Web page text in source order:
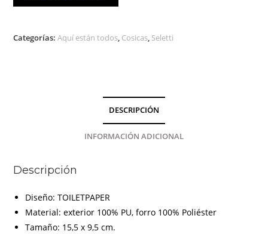
cantidad
Categorías:Aquí están todos, Cosicas, Seletti
DESCRIPCIÓN
INFORMACIÓN ADICIONAL
Descripción
Diseño: TOILETPAPER
Material: exterior 100% PU, forro 100% Poliéster
Tamaño: 15,5 x 9,5 cm.